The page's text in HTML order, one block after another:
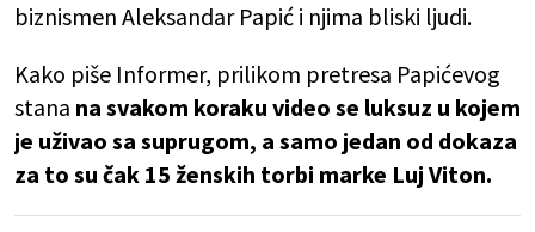
biznismen Aleksandar Papić i njima bliski ljudi.
Kako piše Informer, prilikom pretresa Papićevog
stana na svakom koraku video se luksuz u kojem
je uživao sa suprugom, a samo jedan od dokaza
za to su čak 15 ženskih torbi marke Luj Viton.